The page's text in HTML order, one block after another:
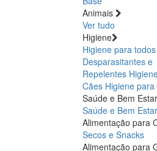
Animais
Ver tudo
Higiene
Higiene para todos
Desparasitantes e
Repelentes
Cães Higiene
Saúde e Bem Estar
Saúde e Bem Estar
Alimentação para
Secos e Snacks
Alimentação para